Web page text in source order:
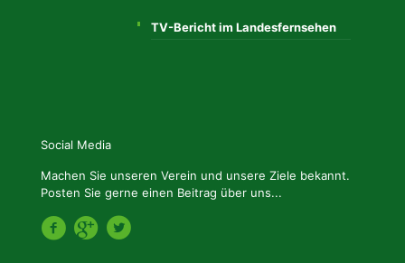
TV-Bericht im Landesfernsehen
Social Media
Machen Sie unseren Verein und unsere Ziele bekannt.
Posten Sie gerne einen Beitrag über uns...